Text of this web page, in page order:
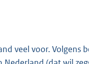
veel voor. Volgens